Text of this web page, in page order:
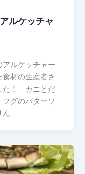
ルケッチャ
ルケッチャー
材の生産者さ
た！ カニとだ
グのバターソ
ん